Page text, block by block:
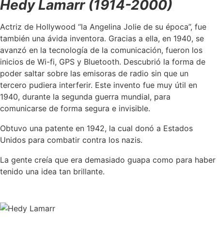
Hedy Lamarr (1914-2000)
Actriz de Hollywood ‘‘la Angelina Jolie de su época’’, fue
también una ávida inventora. Gracias a ella, en 1940, se
avanzó en la tecnología de la comunicación, fueron los
inicios de Wi-fi, GPS y Bluetooth. Descubrió la forma de
poder saltar sobre las emisoras de radio sin que un
tercero pudiera interferir. Este invento fue muy útil en
1940, durante la segunda guerra mundial, para
comunicarse de forma segura e invisible.
Obtuvo una patente en 1942, la cual donó a Estados
Unidos para combatir contra los nazis.
La gente creía que era demasiado guapa como para haber
tenido una idea tan brillante.